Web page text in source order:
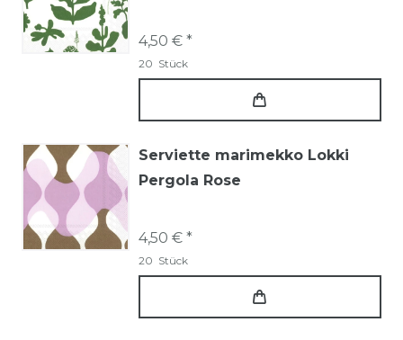
4,50 € *
20 Stück
Serviette marimekko Lokki
Pergola Rose
4,50 € *
20 Stück